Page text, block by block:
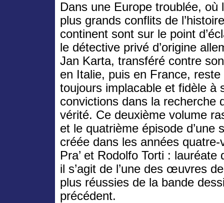
Dans une Europe troublée, où
plus grands conflits de
continent sont sur le point
le détective privé d’origine
Jan Karta, transféré contre
en Italie, puis en France, reste
toujours implacable et fidèle à
convictions dans la recherche
vérité. Ce deuxième volume
et le quatrième épisode d’une
créée dans les années
Pra’ et Rodolfo Torti :
il s’agit de l’une des œuvres
plus réussies de la bande
précédent.